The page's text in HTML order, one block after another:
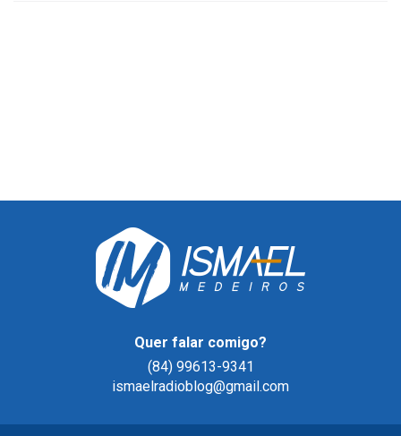
Quer falar comigo?
(84) 99613-9341
ismaelradioblog@gmail.com